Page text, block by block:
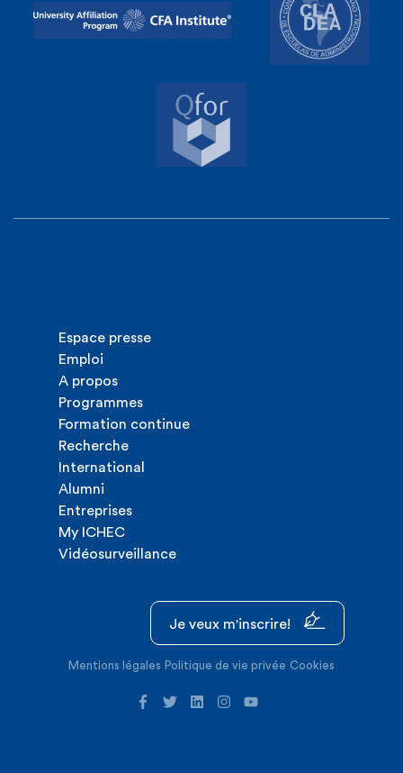
Espace presse
Emploi
A propos
Programmes
Formation continue
Recherche
International
Alumni
Entreprises
My ICHEC
Vidéosurveillance
Je veux m'inscrire!
Mentions légales Politique de vie privée Cookies